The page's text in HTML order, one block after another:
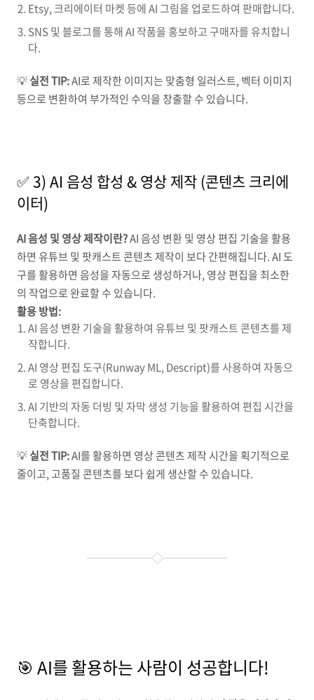
Etsy, 크리에이터 마켓 등에 AI 그림을 업로드하여 판매합니다.
SNS 및 블로그를 통해 AI 작품을 홍보하고 구매자를 유치합니
다.
💡실전 TIP:AI로 제작한 이미지는 맞춤형 일러스트, 벡터 이미지
등으로 변환하여 부가적인 수익을 창출할 수 있습니다.
✅ 3) AI 음성 합성 & 영상 제작 (콘텐츠 크리에
이터)
AI 음성 및 영상 제작이란?AI 음성 변환 및 영상 편집 기술을 활용
하면 유튜브 및 팟캐스트 콘텐츠 제작이 보다 간편해집니다. AI 도
구를 활용하면 음성을 자동으로 생성하거나, 영상 편집을 최소한
의 작업으로 완료할 수 있습니다.
활용 방법:
AI 음성 변환 기술을 활용하여 유튜브 및 팟캐스트 콘텐츠를 제
작합니다.
AI 영상 편집 도구(Runway ML, Descript)를 사용하여 자동으
로 영상을 편집합니다.
AI 기반의 자동 더빙 및 자막 생성 기능을 활용하여 편집 시간을
단축합니다.
💡실전 TIP:AI를 활용하면 영상 콘텐츠 제작 시간을 획기적으로
줄이고, 고품질 콘텐츠를 보다 쉽게 생산할 수 있습니다.
🎯 AI를 활용하는 사람이 성공합니다!